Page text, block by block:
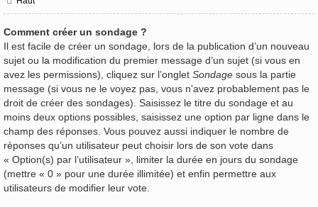
Comment créer un sondage ?
Il est facile de créer un sondage, lors de la publication d’un nouveau
sujet ou la modification du premier message d’un sujet (si vous en
avez les permissions), cliquez sur l’onglet Sondage sous la partie
message (si vous ne le voyez pas, vous n’avez probablement pas le
droit de créer des sondages). Saisissez le titre du sondage et au
moins deux options possibles, saisissez une option par ligne dans le
champ des réponses. Vous pouvez aussi indiquer le nombre de
réponses qu’un utilisateur peut choisir lors de son vote dans
« Option(s) par l’utilisateur », limiter la durée en jours du sondage
(mettre « 0 » pour une durée illimitée) et enfin permettre aux
utilisateurs de modifier leur vote.